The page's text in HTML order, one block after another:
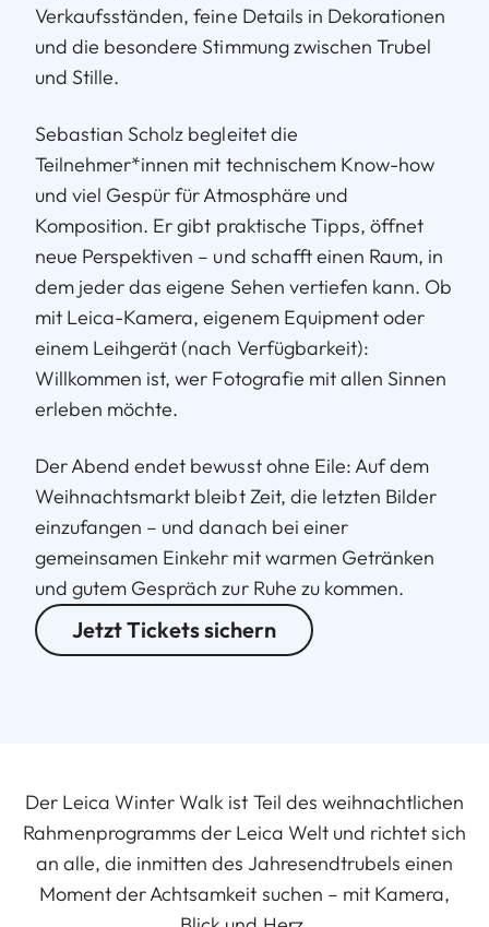
Verkaufsständen, feine Details in Dekorationen
und die besondere Stimmung zwischen Trubel
und Stille.
Sebastian Scholz begleitet die
Teilnehmer*innen mit technischem Know-how
und viel Gespür für Atmosphäre und
Komposition. Er gibt praktische Tipps, öffnet
neue Perspektiven – und schafft einen Raum, in
dem jeder das eigene Sehen vertiefen kann. Ob
mit Leica-Kamera, eigenem Equipment oder
einem Leihgerät (nach Verfügbarkeit):
Willkommen ist, wer Fotografie mit allen Sinnen
erleben möchte.
Der Abend endet bewusst ohne Eile: Auf dem
Weihnachtsmarkt bleibt Zeit, die letzten Bilder
einzufangen – und danach bei einer
gemeinsamen Einkehr mit warmen Getränken
und gutem Gespräch zur Ruhe zu kommen.
Jetzt Tickets sichern
Der Leica Winter Walk ist Teil des weihnachtlichen
Rahmenprogramms der Leica Welt und richtet sich
an alle, die inmitten des Jahresendtrubels einen
Moment der Achtsamkeit suchen – mit Kamera,